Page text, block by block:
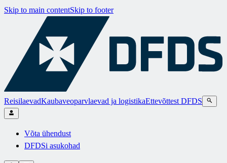
Skip to main contentSkip to footer
ReisilaevadKaubaveoparvlaevad ja logistikaEttevõttest DFDS
Võta ühendust
DFDSi asukohad